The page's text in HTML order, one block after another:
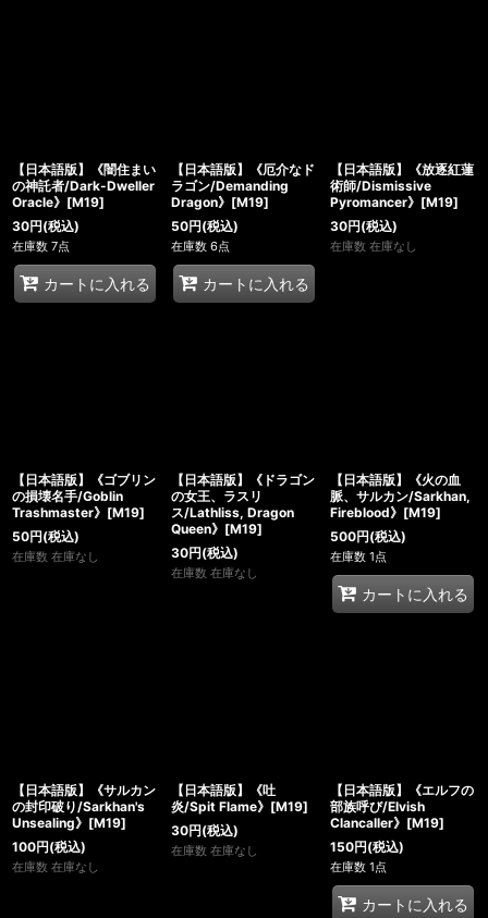
【日本語版】《闇住まい
の神託者/Dark-Dweller
Oracle》[M19]
30円(税込)
在庫数 7点
カートに入れる
【日本語版】《厄介なド
ラゴン/Demanding
Dragon》[M19]
50円(税込)
在庫数 6点
カートに入れる
【日本語版】《放逐紅蓮
術師/Dismissive
Pyromancer》[M19]
30円(税込)
在庫数 在庫なし
【日本語版】《ゴブリン
の損壊名手/Goblin
Trashmaster》[M19]
50円(税込)
在庫数 在庫なし
【日本語版】《ドラゴン
の女王、ラスリ
ス/Lathliss, Dragon
Queen》[M19]
30円(税込)
在庫数 在庫なし
【日本語版】《火の血
脈、サルカン/Sarkhan,
Fireblood》[M19]
500円(税込)
在庫数 1点
カートに入れる
【日本語版】《サルカン
の封印破り/Sarkhan's
Unsealing》[M19]
100円(税込)
在庫数 在庫なし
【日本語版】《吐
炎/Spit Flame》[M19]
30円(税込)
在庫数 在庫なし
【日本語版】《エルフの
部族呼び/Elvish
Clancaller》[M19]
150円(税込)
在庫数 1点
カートに入れる